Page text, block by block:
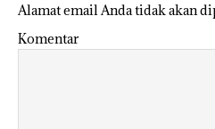
Alamat email Anda tidak akan
Komentar